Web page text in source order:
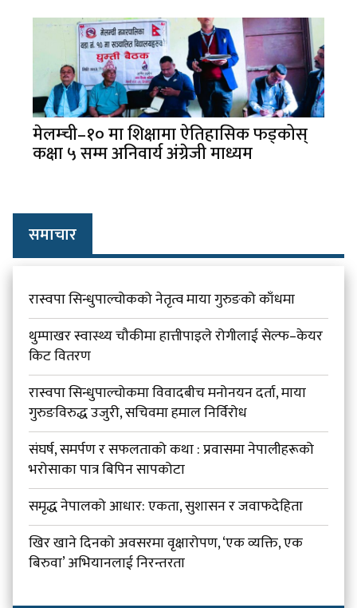
मेलम्ची–१० मा शिक्षामा ऐतिहासिक फड्कोस्
कक्षा ५ सम्म अनिवार्य अंग्रेजी माध्यम
समाचार
रास्वपा सिन्धुपाल्चोकको नेतृत्व माया गुरुङको काँधमा
थुम्पाखर स्वास्थ्य चौकीमा हात्तीपाइले रोगीलाई सेल्फ–केयर
किट वितरण
रास्वपा सिन्धुपाल्चोकमा विवादबीच मनोनयन दर्ता, माया
गुरुङविरुद्ध उजुरी, सचिवमा हमाल निर्विरोध
संघर्ष, समर्पण र सफलताको कथा : प्रवासमा नेपालीहरूको
भरोसाका पात्र बिपिन सापकोटा
समृद्ध नेपालको आधार: एकता, सुशासन र जवाफदेहिता
खिर खाने दिनको अवसरमा वृक्षारोपण, ‘एक व्यक्ति, एक
बिरुवा’ अभियानलाई निरन्तरता